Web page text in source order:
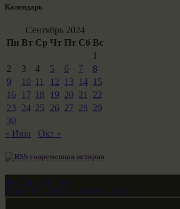
Календарь
Сентябрь 2024
Пн Вт Ср Чт Пт Сб Вс
1
2
3 4 5 6 7
8
9
10 11 12 13 14 15
16
17 18 19 20 21
22
23
24 25 26 27 28 29
30
« Июл
Окт »
современная история
Звездные врата
НАШ МИР ВЧЕРА СЕГОДНЯ И ЗАВТРА